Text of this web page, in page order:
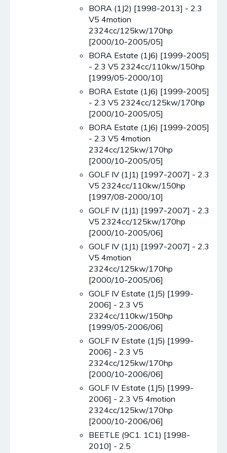
BORA (1J2) [1998-2013] - 2.3
V5 4motion
2324cc/125kw/170hp
[2000/10-2005/05]
BORA Estate (1J6) [1999-2005]
- 2.3 V5 2324cc/110kw/150hp
[1999/05-2000/10]
BORA Estate (1J6) [1999-2005]
- 2.3 V5 2324cc/125kw/170hp
[2000/10-2005/05]
BORA Estate (1J6) [1999-2005]
- 2.3 V5 4motion
2324cc/125kw/170hp
[2000/10-2005/05]
GOLF IV (1J1) [1997-2007] - 2.3
V5 2324cc/110kw/150hp
[1997/08-2000/10]
GOLF IV (1J1) [1997-2007] - 2.3
V5 2324cc/125kw/170hp
[2000/10-2005/06]
GOLF IV (1J1) [1997-2007] - 2.3
V5 4motion
2324cc/125kw/170hp
[2000/10-2005/06]
GOLF IV Estate (1J5) [1999-
2006] - 2.3 V5
2324cc/110kw/150hp
[1999/05-2006/06]
GOLF IV Estate (1J5) [1999-
2006] - 2.3 V5
2324cc/125kw/170hp
[2000/10-2006/06]
GOLF IV Estate (1J5) [1999-
2006] - 2.3 V5 4motion
2324cc/125kw/170hp
[2000/10-2006/06]
BEETLE (9C1. 1C1) [1998-
2010] - 2.5